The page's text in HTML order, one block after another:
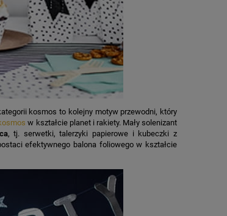
kosmos to kolejny motyw przewodni, który
w kształcie planet i rakiety. Mały solenizant
, tj. serwetki, talerzyki papierowe i kubeczki z
efektywnego balona foliowego w kształcie